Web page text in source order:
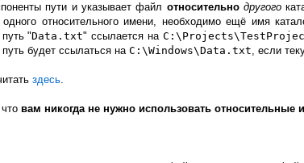
пути и указывает файл относительно другого
относительного имени, необходимо ещё имя
"Data.txt" ссылается на
будет ссылаться на C:\Windows\Data.txt, если
здесь.
вам никогда не нужно использовать относительные